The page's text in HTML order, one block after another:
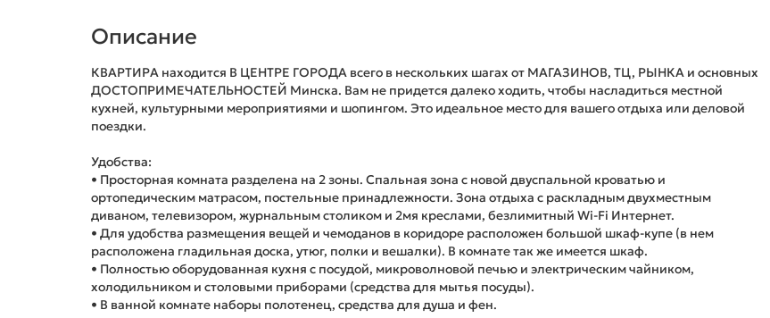
Описание
КВАРТИРА находится В ЦЕНТРЕ ГОРОДА всего в нескольких шагах от МАГАЗИНОВ, ТЦ, РЫНКА и основных
ДОСТОПРИМЕЧАТЕЛЬНОСТЕЙ Минска. Вам не придется далеко ходить, чтобы насладиться местной
кухней, культурными мероприятиями и шопингом. Это идеальное место для вашего отдыха или деловой
поездки.
Удобства:
• Просторная комната разделена на 2 зоны. Спальная зона с новой двуспальной кроватью и
ортопедическим матрасом, постельные принадлежности. Зона отдыха с раскладным двухместным
диваном, телевизором, журнальным столиком и 2мя креслами, безлимитный Wi-Fi Интернет.
• Для удобства размещения вещей и чемоданов в коридоре расположен большой шкаф-купе (в нем
расположена гладильная доска, утюг, полки и вешалки). В комнате так же имеется шкаф.
• Полностью оборудованная кухня с посудой, микроволновой печью и электрическим чайником,
холодильником и столовыми приборами (средства для мытья посуды).
• В ванной комнате наборы полотенец, средства для душа и фен.